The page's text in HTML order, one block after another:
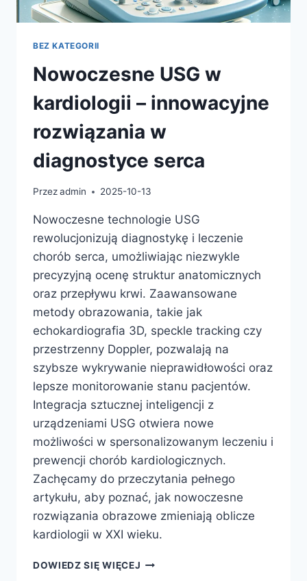
BEZ KATEGORII
Nowoczesne USG w
kardiologii – innowacyjne
rozwiązania w
diagnostyce serca
Przezadmin 2025-10-13
Nowoczesne technologie USG
rewolucjonizują diagnostykę i leczenie
chorób serca, umożliwiając niezwykle
precyzyjną ocenę struktur anatomicznych
oraz przepływu krwi. Zaawansowane
metody obrazowania, takie jak
echokardiografia 3D, speckle tracking czy
przestrzenny Doppler, pozwalają na
szybsze wykrywanie nieprawidłowości oraz
lepsze monitorowanie stanu pacjentów.
Integracja sztucznej inteligencji z
urządzeniami USG otwiera nowe
możliwości w spersonalizowanym leczeniu i
prewencji chorób kardiologicznych.
Zachęcamy do przeczytania pełnego
artykułu, aby poznać, jak nowoczesne
rozwiązania obrazowe zmieniają oblicze
kardiologii w XXI wieku.
DOWIEDZ SIĘ WIĘCEJ NOWOCZESNE